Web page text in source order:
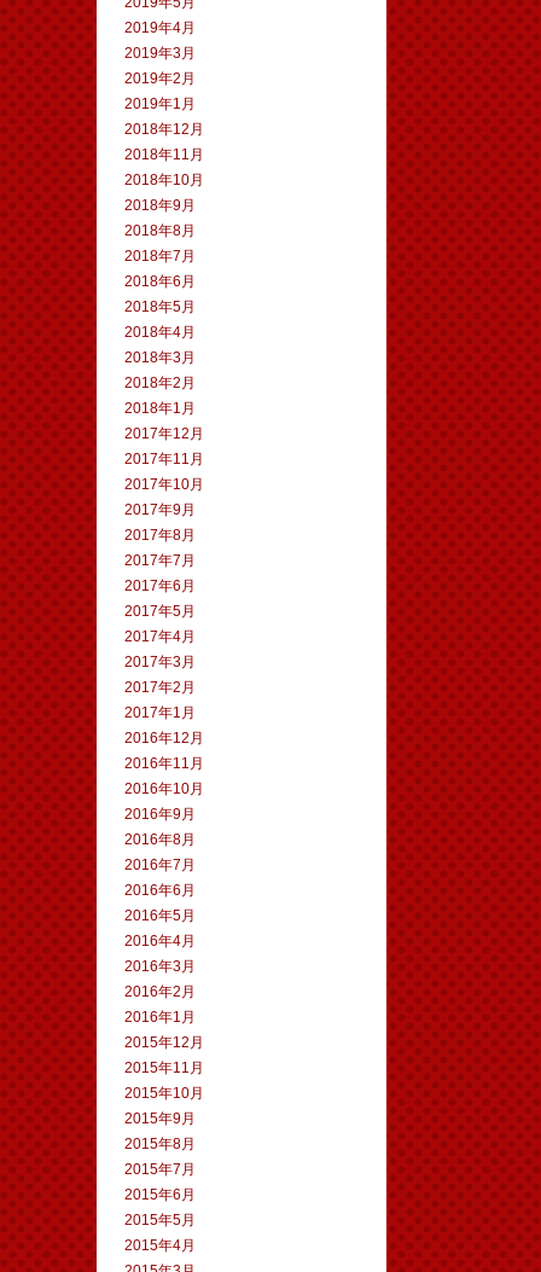
2019年4月
2019年3月
2019年2月
2019年1月
2018年12月
2018年11月
2018年10月
2018年9月
2018年8月
2018年7月
2018年6月
2018年5月
2018年4月
2018年3月
2018年2月
2018年1月
2017年12月
2017年11月
2017年10月
2017年9月
2017年8月
2017年7月
2017年6月
2017年5月
2017年4月
2017年3月
2017年2月
2017年1月
2016年12月
2016年11月
2016年10月
2016年9月
2016年8月
2016年7月
2016年6月
2016年5月
2016年4月
2016年3月
2016年2月
2016年1月
2015年12月
2015年11月
2015年10月
2015年9月
2015年8月
2015年7月
2015年6月
2015年5月
2015年4月